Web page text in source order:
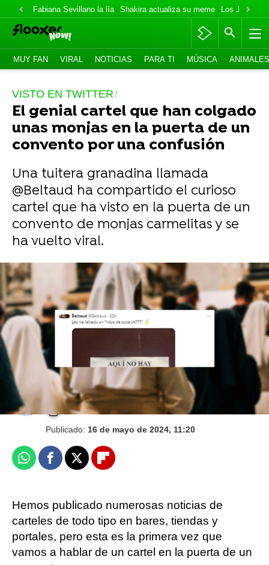
Fabiana Sevillano la lía Shakira actualiza su meme Los Jonas
MUY FAN VIRAL NOTICIAS PARA TI MÚSICA ANIMALES
VISTO EN TWITTER
El genial cartel que han colgado
unas monjas en la puerta de un
convento por una confusión
Una tuitera granadina llamada
@Beltaud ha compartido el curioso
cartel que ha visto en la puerta de un
convento de monjas carmelitas y se
ha vuelto viral.
El viral cartel sobre el papel higiénico en un
hospital que demuestra la importancia de la
comprensión lectora
Juan Ceñal
Publicado: 16 de mayo de 2024, 11:20
WhatsappFacebook
X Flipboard
Hemos publicado numerosas noticias de
carteles de todo tipo en bares, tiendas y
portales, pero esta es la primera vez que
vamos a hablar de un cartel en la puerta de un